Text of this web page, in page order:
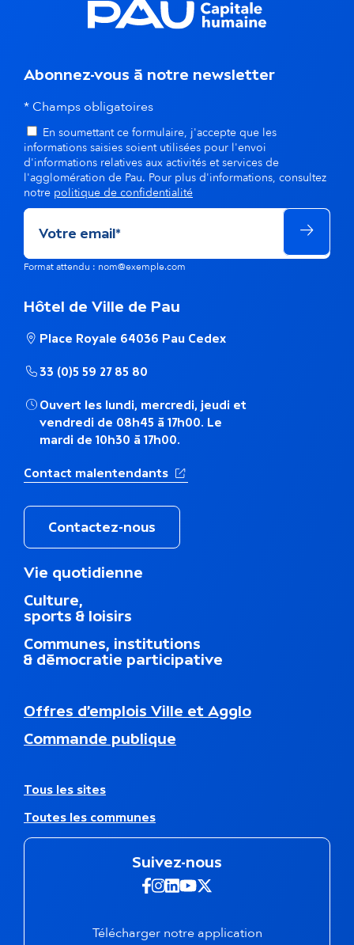
Abonnez-vous à notre newsletter
* Champs obligatoires
En soumettant ce formulaire, j'accepte que les
informations saisies soient utilisées pour l'envoi
d'informations relatives aux activités et services de
l'agglomération de Pau. Pour plus d'informations, consultez
notre politique de confidentialité
Format attendu : nom@exemple.com
Hôtel de Ville de Pau
Place Royale 64036 Pau Cedex
33 (0)5 59 27 85 80
Ouvert les lundi, mercredi, jeudi et
vendredi de 08h45 à 17h00. Le
mardi de 10h30 à 17h00.
Contact malentendants (Ouverture dans un nouvel
Contactez-nous
M
n
u
d
u
p
d
d
e
g
e
Vie quotidienne
Culture,
sports & loisirs
Communes, institutions
& démocratie participative
N
v
a
i
o
Offres d’emplois Ville et Agglo
Commande publique
A
t
r
Tous les sites
Toutes les communes
Suivez-nous
Suivez-nous sur
Suivez-nous sur
Suivez-nous sur
Suivez-nous sur
Télécharger notre application